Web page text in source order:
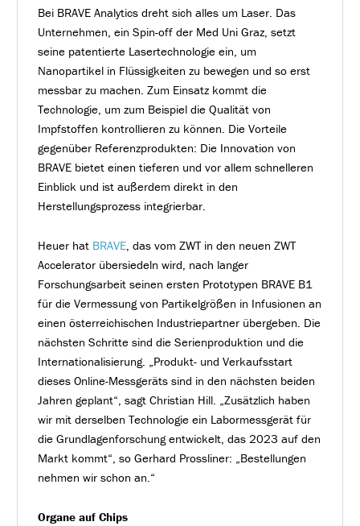
Bei BRAVE Analytics dreht sich alles um Laser. Das
Unternehmen, ein Spin-off der Med Uni Graz, setzt
seine patentierte Lasertechnologie ein, um
Nanopartikel in Flüssigkeiten zu bewegen und so erst
messbar zu machen. Zum Einsatz kommt die
Technologie, um zum Beispiel die Qualität von
Impfstoffen kontrollieren zu können. Die Vorteile
gegenüber Referenzprodukten: Die Innovation von
BRAVE bietet einen tieferen und vor allem schnelleren
Einblick und ist außerdem direkt in den
Herstellungsprozess integrierbar.
Heuer hat BRAVE, das vom ZWT in den neuen ZWT
Accelerator übersiedeln wird, nach langer
Forschungsarbeit seinen ersten Prototypen BRAVE B1
für die Vermessung von Partikelgrößen in Infusionen an
einen österreichischen Industriepartner übergeben. Die
nächsten Schritte sind die Serienproduktion und die
Internationalisierung. „Produkt- und Verkaufsstart
dieses Online-Messgeräts sind in den nächsten beiden
Jahren geplant“, sagt Christian Hill. „Zusätzlich haben
wir mit derselben Technologie ein Labormessgerät für
die Grundlagenforschung entwickelt, das 2023 auf den
Markt kommt“, so Gerhard Prossliner: „Bestellungen
nehmen wir schon an.“
Organe auf Chips